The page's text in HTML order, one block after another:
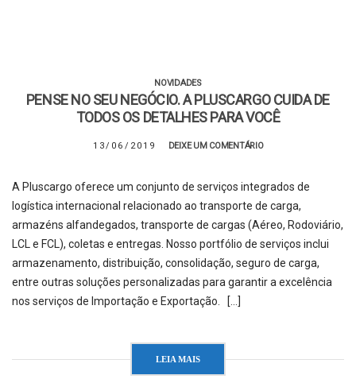
NOVIDADES
PENSE NO SEU NEGÓCIO. A PLUSCARGO CUIDA DE
TODOS OS DETALHES PARA VOCÊ
13/06/2019 DEIXE UM COMENTÁRIO
A Pluscargo oferece um conjunto de serviços integrados de
logística internacional relacionado ao transporte de carga,
armazéns alfandegados, transporte de cargas (Aéreo, Rodoviário,
LCL e FCL), coletas e entregas. Nosso portfólio de serviços inclui
armazenamento, distribuição, consolidação, seguro de carga,
entre outras soluções personalizadas para garantir a excelência
nos serviços de Importação e Exportação. […]
LEIA MAIS